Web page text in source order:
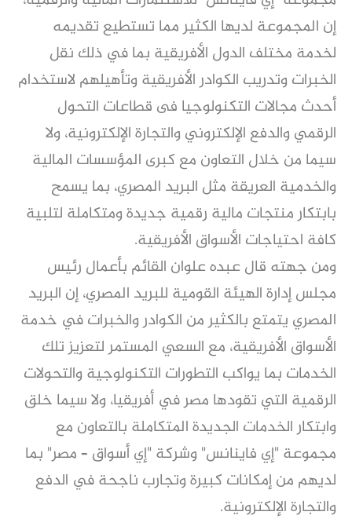
إن المجموعة لديها الكثير مما تستطيع تقديمه
لخدمة مختلف الدول الأفريقية بما في ذلك نقل
الخبرات وتدريب الكوادر الأفريقية وتأهيلهم لاستخدام
أحدث مجالات التكنولوجيا فى قطاعات التحول
الرقمي والدفع الإلكتروني والتجارة الإلكترونية، ولا
سيما من خلال التعاون مع كبرى المؤسسات المالية
والخدمية العريقة مثل البريد المصري، بما يسمح
بابتكار منتجات مالية رقمية جديدة ومتكاملة لتلبية
كافة احتياجات الأسواق الأفريقية.
ومن جهته قال عبده علوان القائم بأعمال رئيس
مجلس إدارة الهيئة القومية للبريد المصري، إن البريد
المصري يتمتع بالكثير من الكوادر والخبرات في خدمة
الأسواق الأفريقية، مع السعي المستمر لتعزيز تلك
الخدمات بما يواكب التطورات التكنولوجية والتحولات
الرقمية التي تقودها مصر في أفريقيا، ولا سيما خلق
وابتكار الخدمات الجديدة المتكاملة بالتعاون مع
مجموعة "إي فاينانس" وشركة "إي أسواق – مصر" بما
لديهم من إمكانات كبيرة وتجارب ناجحة في الدفع
والتجارة الإلكترونية.